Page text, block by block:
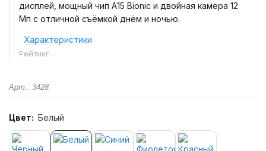
дисплей, мощный чип A15 Bionic и двойная камера 12
Мп с отличной съёмкой днём и ночью.
Характеристики
Рейтинг:
Арт.: 3428
Цвет: Белый